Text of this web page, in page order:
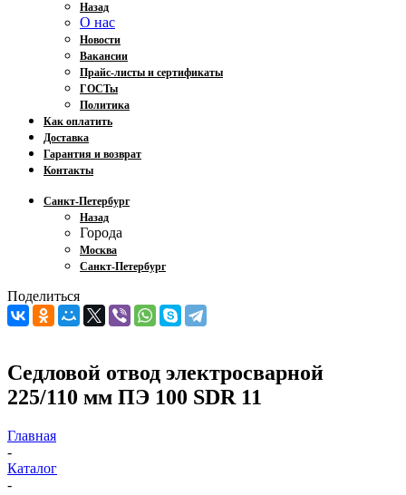
Назад
О нас
Новости
Вакансии
Прайс-листы и сертификаты
ГОСТы
Политика
Как оплатить
Доставка
Гарантия и возврат
Контакты
Санкт-Петербург
Назад
Города
Москва
Санкт-Петербург
Поделиться
Седловой отвод электросварной
225/110 мм ПЭ 100 SDR 11
Главная
-
Каталог
-